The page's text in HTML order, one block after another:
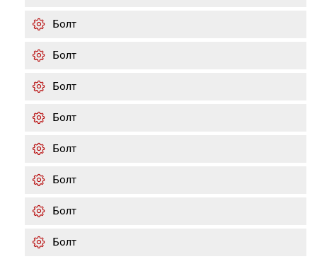
Болт
Болт
Болт
Болт
Болт
Болт
Болт
Болт